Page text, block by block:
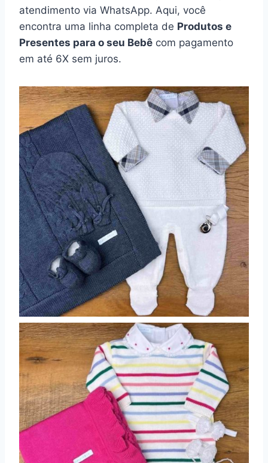
atendimento via WhatsApp. Aqui, você
encontra uma linha completa de Produtos e
Presentes para o seu Bebê com pagamento
em até 6X sem juros.